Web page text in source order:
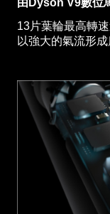
由Dyson V9數位
13片葉輪最高轉
以強大的氣流形成